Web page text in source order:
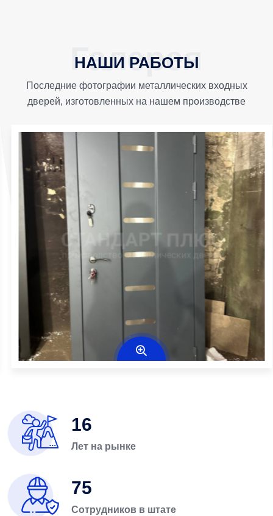
НАШИ РАБОТЫ
Последние фотографии металлических входных
дверей, изготовленных на нашем производстве
16
Лет на рынке
75
Сотрудников в штате